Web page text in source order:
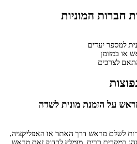
חברות המוניות
למספר יעדים
או במזומן
לצרכים
על הזמנת מונית לשדה
לשלם מראש דרך האתר או האפליקציה,